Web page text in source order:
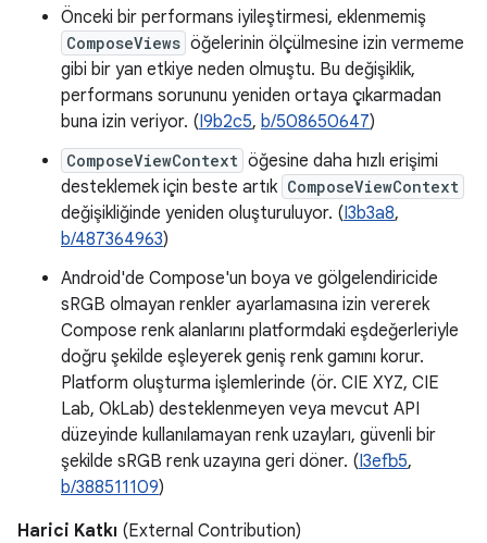
Önceki bir performans iyileştirmesi, eklenmemiş
ComposeViews öğelerinin ölçülmesine izin vermeme
gibi bir yan etkiye neden olmuştu. Bu değişiklik,
performans sorununu yeniden ortaya çıkarmadan
buna izin veriyor. (I9b2c5, b/508650647)
ComposeViewContext öğesine daha hızlı erişimi
desteklemek için beste artık ComposeViewContext
değişikliğinde yeniden oluşturuluyor. (I3b3a8,
b/487364963)
Android'de Compose'un boya ve gölgelendiricide
sRGB olmayan renkler ayarlamasına izin vererek
Compose renk alanlarını platformdaki eşdeğerleriyle
doğru şekilde eşleyerek geniş renk gamını korur.
Platform oluşturma işlemlerinde (ör. CIE XYZ, CIE
Lab, OkLab) desteklenmeyen veya mevcut API
düzeyinde kullanılamayan renk uzayları, güvenli bir
şekilde sRGB renk uzayına geri döner. (I3efb5,
b/388511109)
Harici Katkı (External Contribution)